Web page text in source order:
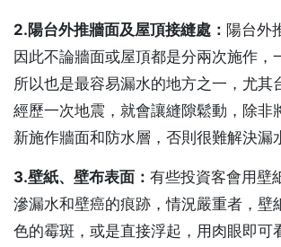
2.陽台外推牆面及屋頂接縫處： 陽台外
因此不論牆面或屋頂都是分兩次施作，
所以也是最容易漏水的地方之一，尤其
經歷一次地震，就會讓縫隙鬆動，除非
新施作牆面和防水層，否則很難解決漏
3.壁紙、壁布表面： 有些投資客會用壁
滲漏水和壁癌的痕跡，情況嚴重者，壁
色的霉斑，或是直接浮起，用肉眼即可